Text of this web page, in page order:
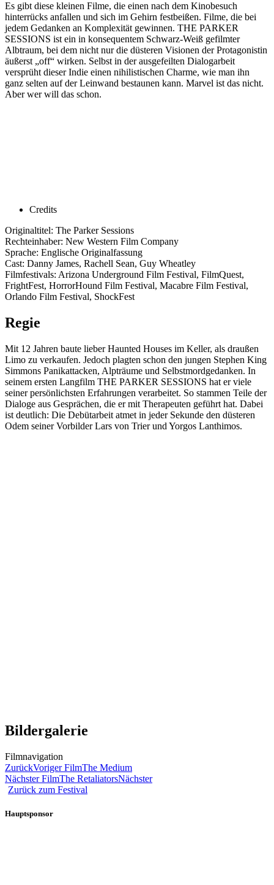
Es gibt diese kleinen Filme, die einen nach dem Kinobesuch
hinterrücks anfallen und sich im Gehirn festbeißen. Filme, die bei
jedem Gedanken an Komplexität gewinnen. THE PARKER
SESSIONS ist ein in konsequentem Schwarz-Weiß gefilmter
Albtraum, bei dem nicht nur die düsteren Visionen der Protagonistin
äußerst „off“ wirken. Selbst in der ausgefeilten Dialogarbeit
versprüht dieser Indie einen nihilistischen Charme, wie man ihn
ganz selten auf der Leinwand bestaunen kann. Marvel ist das nicht.
Aber wer will das schon.
Credits
Originaltitel: The Parker Sessions
Rechteinhaber: New Western Film Company
Sprache: Englische Originalfassung
Cast: Danny James, Rachell Sean, Guy Wheatley
Filmfestivals: Arizona Underground Film Festival, FilmQuest,
FrightFest, HorrorHound Film Festival, Macabre Film Festival,
Orlando Film Festival, ShockFest
Regie
Mit 12 Jahren baute lieber Haunted Houses im Keller, als draußen
Limo zu verkaufen. Jedoch plagten schon den jungen Stephen King
Simmons Panikattacken, Alpträume und Selbstmordgedanken. In
seinem ersten Langfilm THE PARKER SESSIONS hat er viele
seiner persönlichsten Erfahrungen verarbeitet. So stammen Teile der
Dialoge aus Gesprächen, die er mit Therapeuten geführt hat. Dabei
ist deutlich: Die Debütarbeit atmet in jeder Sekunde den düsteren
Odem seiner Vorbilder Lars von Trier und Yorgos Lanthimos.
Bildergalerie
Filmnavigation
ZurückVoriger FilmThe Medium
Nächster FilmThe RetaliatorsNächster
Zurück zum Festival
Hauptsponsor